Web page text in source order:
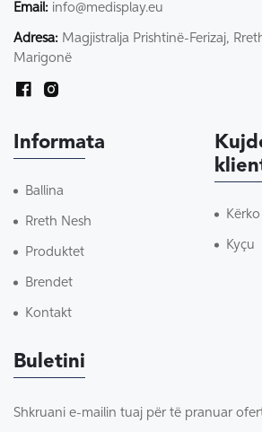
Email: info@medisplay.eu
Adresa: Magjistralja Prishtinë-Ferizaj,
Marigonë
Informata
Ballina
Rreth Nesh
Produktet
Brendet
Kontakt
Kyçu
Buletini
Shkruani e-mailin tuaj për të pranuar